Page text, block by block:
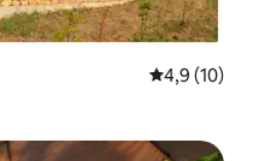
Note
4,9 (10)